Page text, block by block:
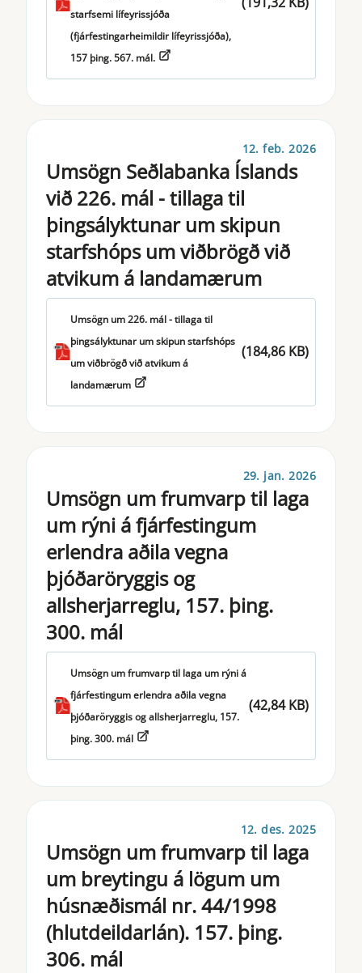
starfsemi lífeyrissjóða
(fjárfestingarheimildir lífeyrissjóða),
157 þing. 567. mál.
12. feb. 2026
Umsögn Seðlabanka Íslands
við 226. mál - tillaga til
þingsályktunar um skipun
starfshóps um viðbrögð við
atvikum á landamærum
Umsögn um 226. mál - tillaga til
þingsályktunar um skipun starfshóps
um viðbrögð við atvikum á
landamærum
(184,86 KB)
29. jan. 2026
Umsögn um frumvarp til laga
um rýni á fjárfestingum
erlendra aðila vegna
þjóðaröryggis og
allsherjarreglu, 157. þing.
300. mál
Umsögn um frumvarp til laga um rýni á
fjárfestingum erlendra aðila vegna
þjóðaröryggis og allsherjarreglu, 157.
þing. 300. mál
(42,84 KB)
12. des. 2025
Umsögn um frumvarp til laga
um breytingu á lögum um
húsnæðismál nr. 44/1998
(hlutdeildarlán). 157. þing.
306. mál